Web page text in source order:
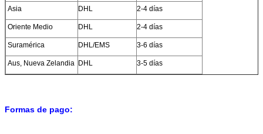
Asia DHL 2-4 días
Oriente Medio DHL 2-4 días
Suramérica DHL/EMS 3-6 días
Aus, Nueva Zelandia DHL 3-5 días
Formas de pago: